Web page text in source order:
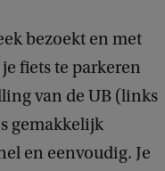
bezoekt en met
fiets te parkeren
van de UB (links
gemakkelijk
en eenvoudig. Je